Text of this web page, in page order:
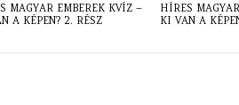
MAGYAR EMBEREK KVÍZ –
A KÉPEN? 2. RÉSZ
HÍRES
KI VAN A